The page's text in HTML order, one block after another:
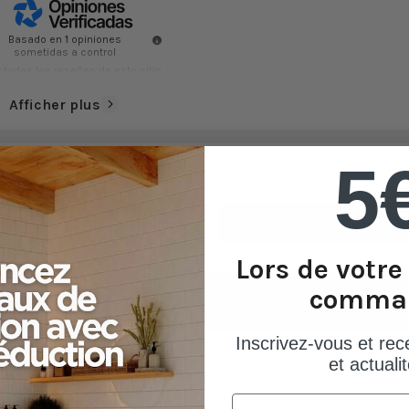
Basado en 1 opiniones
sometidas a control
Afficher plus
Envoyer une question
Lors de
Inscrivez-vous et
et
Email